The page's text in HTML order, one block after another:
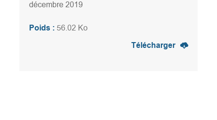
décembre 2019
Poids : 56.02 Ko
Télécharger